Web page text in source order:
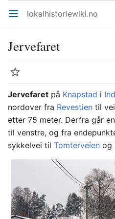
Åpne hovedmenyen lokalhistoriewiki.no
Jervefaret
Overvåk
Jervefaret på Knapstad i
nordover fra Revestien til
etter 75 meter. Derfra går
til venstre, og fra
sykkelvei til Tomterveien og